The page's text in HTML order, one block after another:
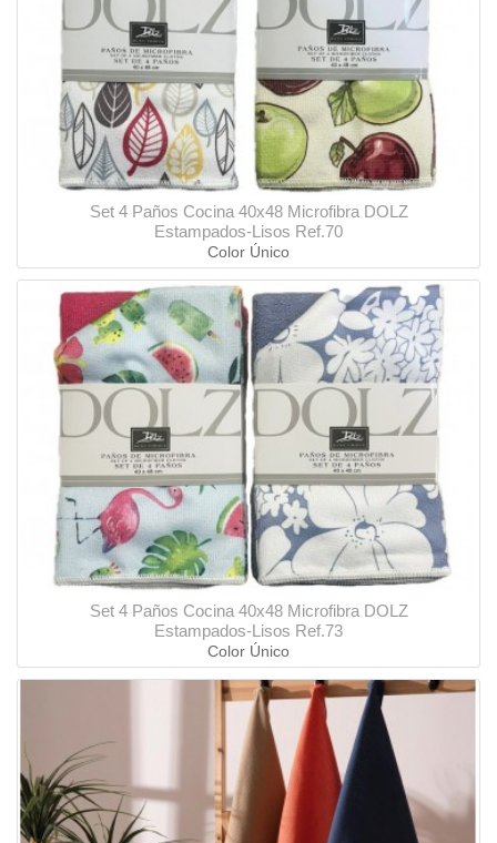
Set 4 Paños Cocina 40x48 Microfibra DOLZ
Estampados-Lisos Ref.70
Color Único
Set 4 Paños Cocina 40x48 Microfibra DOLZ
Estampados-Lisos Ref.73
Color Único